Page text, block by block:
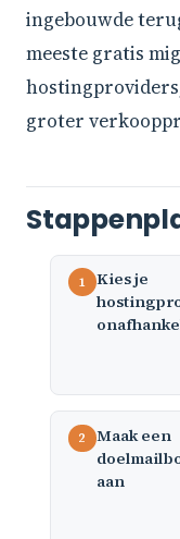
ingebouwde
meeste gratis
groter
Kies je
Maak een
aan